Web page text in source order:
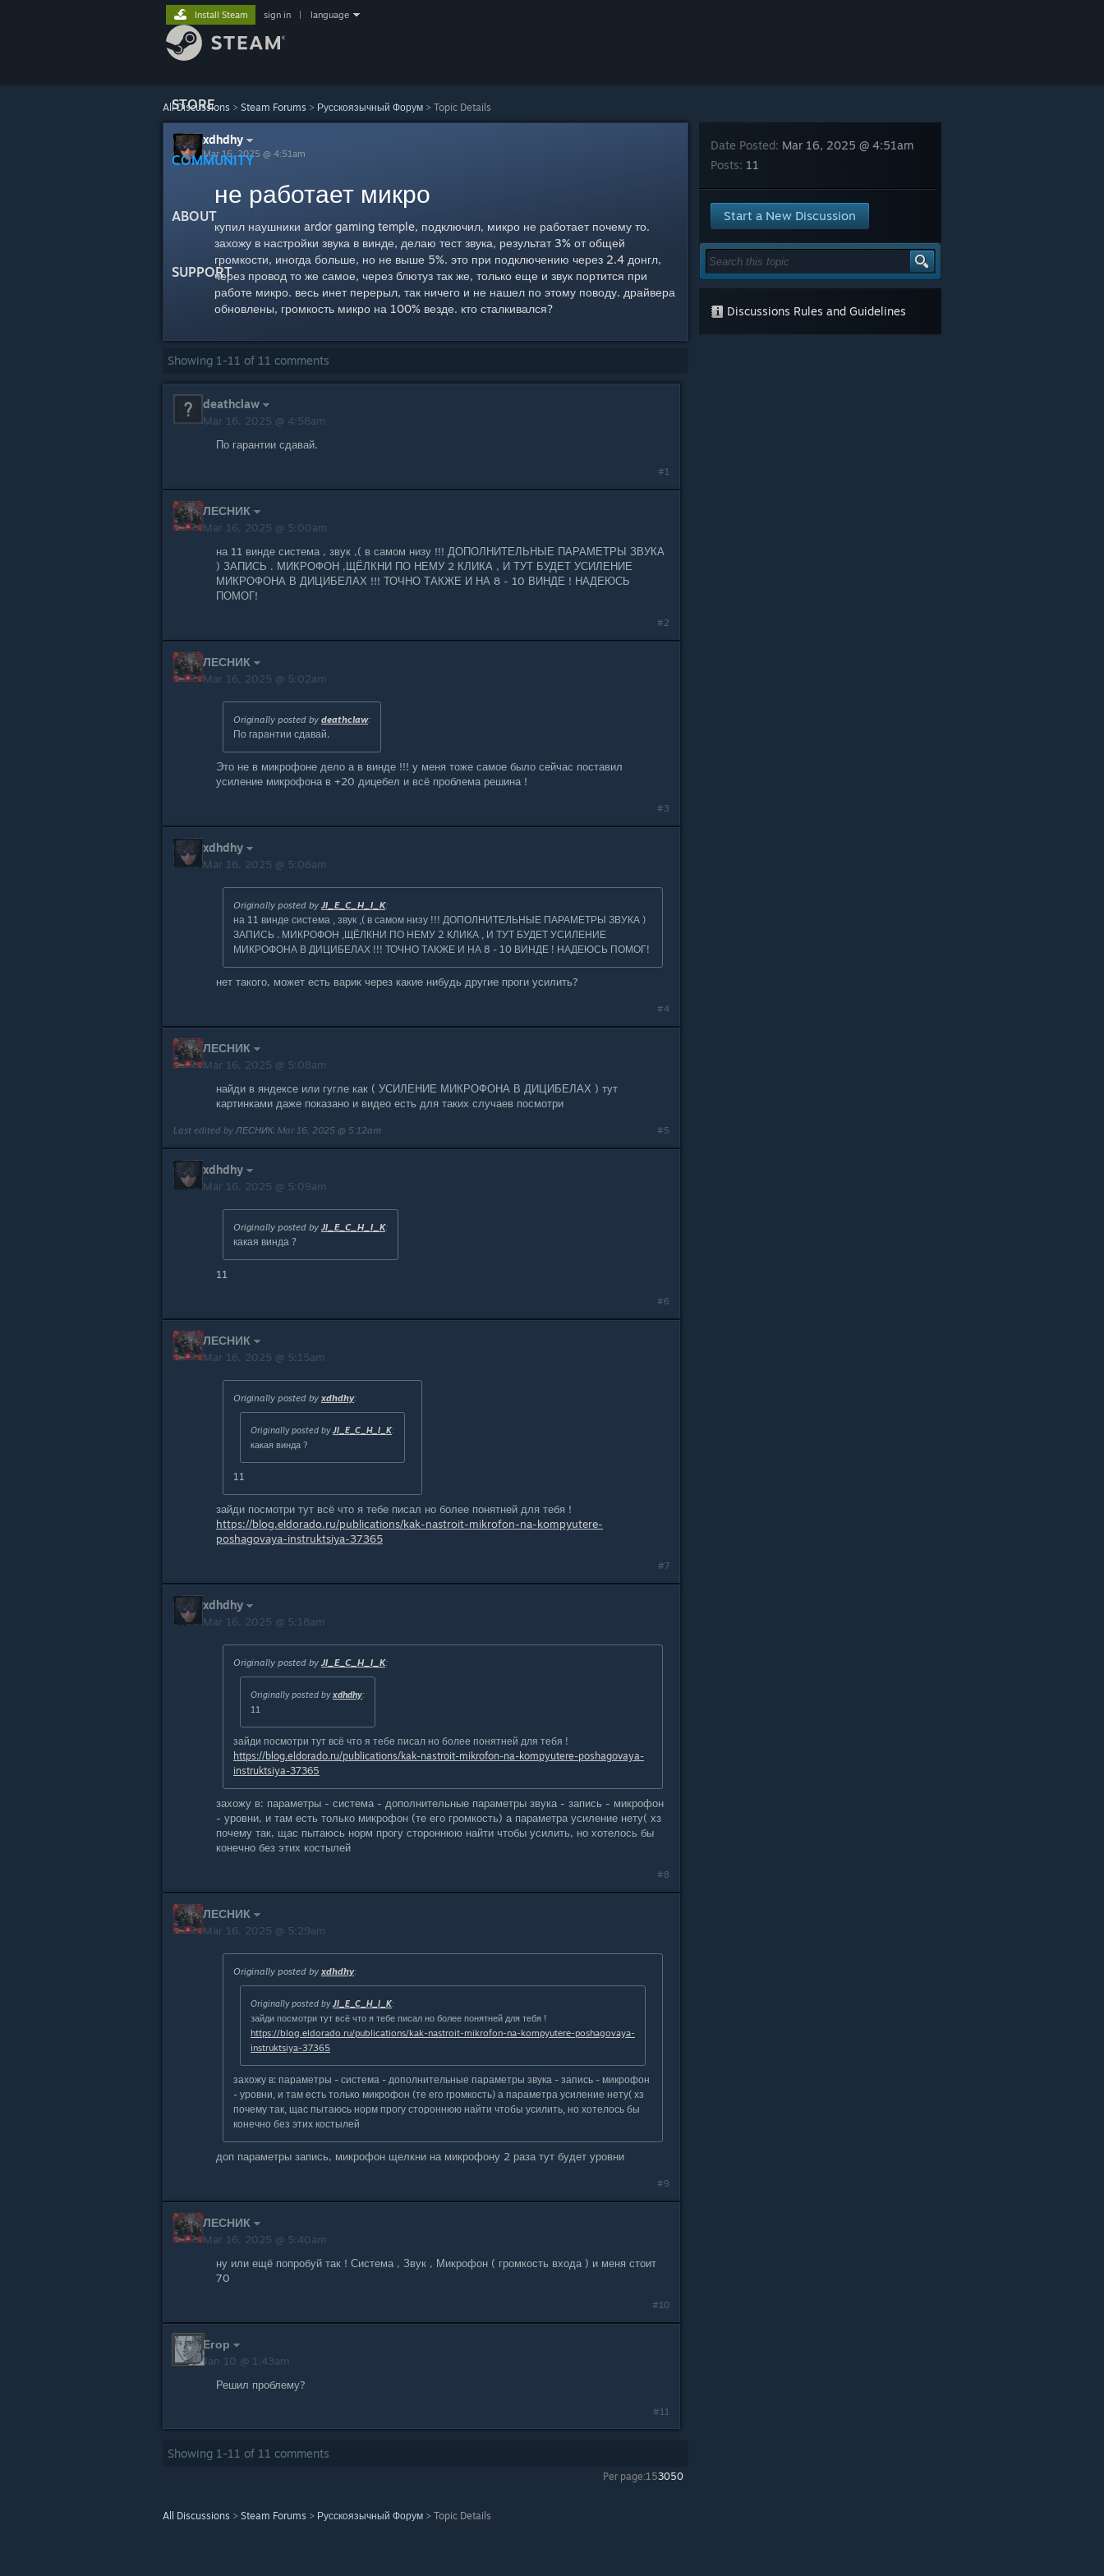
STORE
COMMUNITY
ABOUT
SUPPORT
Install Steam sign in language
All Discussions > Steam Forums > Русскоязычный Форум > Topic Details
xdhdhy
Mar 16, 2025 @ 4:51am
не работает микро
купил наушники ardor gaming temple, подключил, микро не работает почему то.
захожу в настройки звука в винде, делаю тест звука, результат 3% от общей
громкости, иногда больше, но не выше 5%. это при подключению через 2.4 донгл,
через провод то же самое, через блютуз так же, только еще и звук портится при
работе микро. весь инет перерыл, так ничего и не нашел по этому поводу. драйвера
обновлены, громкость микро на 100% везде. кто сталкивался?
Showing 1 -11 of 11 comments
deathclaw
Mar 16, 2025 @ 4:58am
По гарантии сдавай.
#1
ЛЕСНИК
Mar 16, 2025 @ 5:00am
на 11 винде система , звук ,( в самом низу !!! ДОПОЛНИТЕЛЬНЫЕ ПАРАМЕТРЫ ЗВУКА
) ЗАПИСЬ . МИКРОФОН ,ЩЁЛКНИ ПО НЕМУ 2 КЛИКА , И ТУТ БУДЕТ УСИЛЕНИЕ
МИКРОФОНА В ДИЦИБЕЛАХ !!! ТОЧНО ТАКЖЕ И НА 8 - 10 ВИНДЕ ! НАДЕЮСЬ
ПОМОГ!
#2
ЛЕСНИК
Mar 16, 2025 @ 5:02am
Originally posted by deathclaw:
По гарантии сдавай.
Это не в микрофоне дело а в винде !!! у меня тоже самое было сейчас поставил
усиление микрофона в +20 дицебел и всё проблема решина !
#3
xdhdhy
Mar 16, 2025 @ 5:06am
Originally posted byJI_E_C_H_I_K:
на 11 винде система , звук ,( в самом низу !!! ДОПОЛНИТЕЛЬНЫЕ ПАРАМЕТРЫ ЗВУКА )
ЗАПИСЬ . МИКРОФОН ,ЩЁЛКНИ ПО НЕМУ 2 КЛИКА , И ТУТ БУДЕТ УСИЛЕНИЕ
МИКРОФОНА В ДИЦИБЕЛАХ !!! ТОЧНО ТАКЖЕ И НА 8 - 10 ВИНДЕ ! НАДЕЮСЬ ПОМОГ!
нет такого, может есть варик через какие нибудь другие проги усилить?
#4
ЛЕСНИК
Mar 16, 2025 @ 5:08am
найди в яндексе или гугле как ( УСИЛЕНИЕ МИКРОФОНА В ДИЦИБЕЛАХ ) тут
картинками даже показано и видео есть для таких случаев посмотри
Last edited byЛЕСНИК; Mar 16, 2025 @ 5:12am #5
xdhdhy
Mar 16, 2025 @ 5:09am
Originally posted byJI_E_C_H_I_K:
какая винда ?
11
#6
ЛЕСНИК
Mar 16, 2025 @ 5:15am
Originally posted by xdhdhy:
Originally posted byJI_E_C_H_I_K:
какая винда ?
11
зайди посмотри тут всё что я тебе писал но более понятней для тебя !
https://blog.eldorado.ru/publications/kak-nastroit-mikrofon-na-kompyutere-
poshagovaya-instruktsiya-37365
#7
xdhdhy
Mar 16, 2025 @ 5:18am
Originally posted byJI_E_C_H_I_K:
Originally posted byxdhdhy:
11
зайди посмотри тут всё что я тебе писал но более понятней для тебя !
https://blog.eldorado.ru/publications/kak-nastroit-mikrofon-na-kompyutere-poshagovaya-
instruktsiya-37365
захожу в: параметры - система - дополнительные параметры звука - запись - микрофон
- уровни, и там есть только микрофон (те его громкость) а параметра усиление нету( хз
почему так, щас пытаюсь норм прогу стороннюю найти чтобы усилить, но хотелось бы
конечно без этих костылей
#8
ЛЕСНИК
Mar 16, 2025 @ 5:29am
Originally posted by xdhdhy:
Originally posted byJI_E_C_H_I_K:
зайди посмотри тут всё что я тебе писал но более понятней для тебя !
https://blog.eldorado.ru/publications/kak-nastroit-mikrofon-na-kompyutere-poshagovaya-
instruktsiya-37365
захожу в: параметры - система - дополнительные параметры звука - запись - микрофон
- уровни, и там есть только микрофон (те его громкость) а параметра усиление нету( хз
почему так, щас пытаюсь норм прогу стороннюю найти чтобы усилить, но хотелось бы
конечно без этих костылей
доп параметры запись, микрофон щелкни на микрофону 2 раза тут будет уровни
#9
ЛЕСНИК
Mar 16, 2025 @ 5:40am
ну или ещё попробуй так ! Система , Звук , Микрофон ( громкость входа ) и меня стоит
70
#10
Егор
Jan 10 @ 1:43am
Решил проблему?
#11
Showing 1 -11 of 11 comments
Per page:153050
All Discussions > Steam Forums > Русскоязычный Форум > Topic Details
Date Posted: Mar 16, 2025 @ 4:51am
Posts: 11
Start a New Discussion
Discussions Rules and Guidelines